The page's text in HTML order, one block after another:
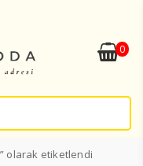
0
olarak etiketlendi